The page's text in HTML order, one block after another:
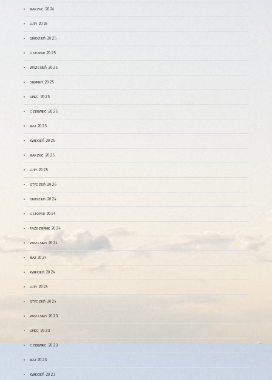
marzec 2026
luty 2026
grudzień 2025
listopad 2025
wrzesień 2025
sierpień 2025
lipiec 2025
czerwiec 2025
maj 2025
kwiecień 2025
marzec 2025
luty 2025
styczeń 2025
grudzień 2024
listopad 2024
październik 2024
wrzesień 2024
maj 2024
kwiecień 2024
luty 2024
styczeń 2024
wrzesień 2023
lipiec 2023
czerwiec 2023
maj 2023
kwiecień 2023